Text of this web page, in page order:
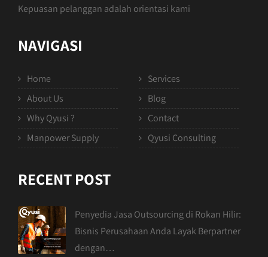
Kepuasan pelanggan adalah orientasi kami
NAVIGASI
Home
About Us
Why Qyusi ?
Manpower Supply
Services
Blog
Contact
Qyusi Consulting
RECENT POST
Penyedia Jasa Outsourcing di Rokan Hilir:
Bisnis Perusahaan Anda Layak Berpartner
dengan…